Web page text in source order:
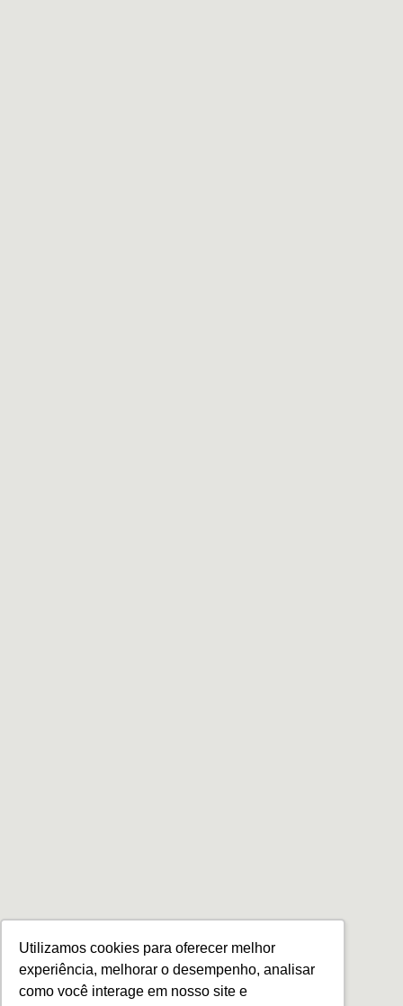
Utilizamos cookies para oferecer melhor
experiência, melhorar o desempenho, analisar
como você interage em nosso site e